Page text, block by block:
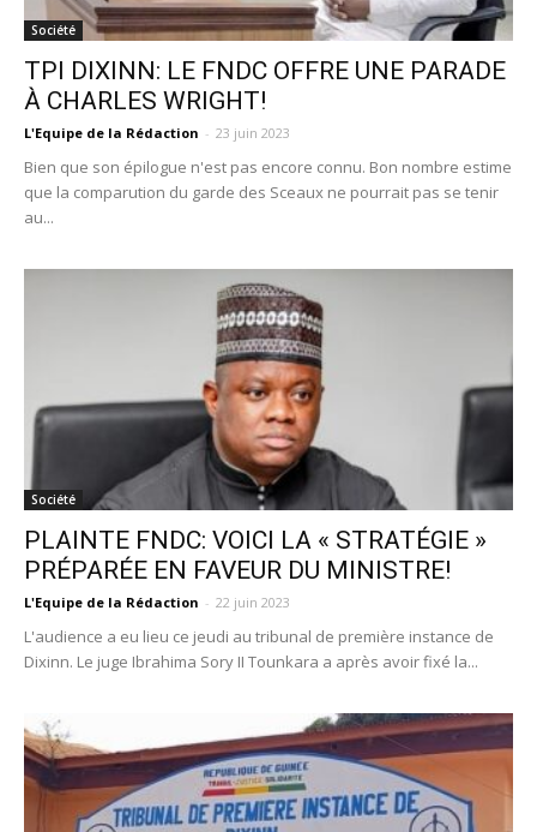
Société
TPI DIXINN: LE FNDC OFFRE UNE PARADE
À CHARLES WRIGHT!
L'Equipe de la Rédaction - 23 juin 2023
Bien que son épilogue n'est pas encore connu. Bon nombre estime
que la comparution du garde des Sceaux ne pourrait pas se tenir
au...
Société
PLAINTE FNDC: VOICI LA « STRATÉGIE »
PRÉPARÉE EN FAVEUR DU MINISTRE!
L'Equipe de la Rédaction - 22 juin 2023
L'audience a eu lieu ce jeudi au tribunal de première instance de
Dixinn. Le juge Ibrahima Sory II Tounkara a après avoir fixé la...